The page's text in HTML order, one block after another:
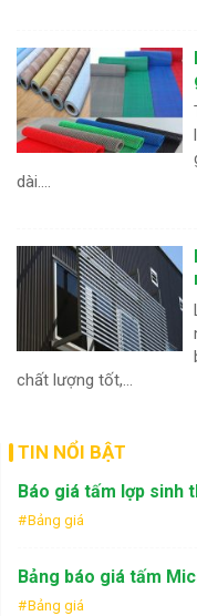
dài....
chất lượng tốt,...
TIN NỔI BẬT
Báo giá tấm lợp sinh
Bảng giá
Bảng báo giá tấm
Bảng giá